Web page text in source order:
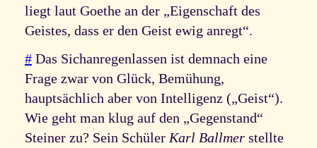
liegt laut Goethe an der „Eigenschaft des
Geistes, dass er den Geist ewig anregt“.
#Das Sichanregenlassen ist demnach eine
Frage zwar von Glück, Bemühung,
hauptsächlich aber von Intelligenz („Geist“).
Wie geht man klug auf den „Gegenstand“
Steiner zu? Sein Schüler Karl Ballmerstellte